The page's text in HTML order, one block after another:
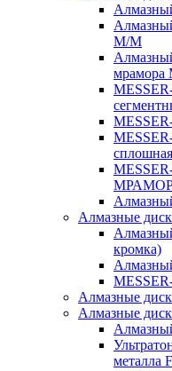
M/M
мрамора
Алмазные
кромка)
Алмазные
Алмазные
металла